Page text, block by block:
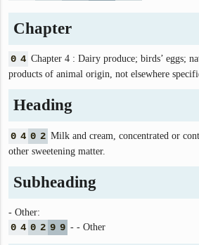
Chapter
0 4 Chapter 4 : Dairy produce; birds’ eggs;
products of animal origin, not elsewhere
Heading
0 4 0 2 Milk and cream, concentrated or
other sweetening matter.
Subheading
- Other:
0 4 0 2 9 9 - - Other